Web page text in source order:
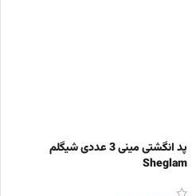
پد انگشتی مینی 3 عددی شیگلم
Sheglam